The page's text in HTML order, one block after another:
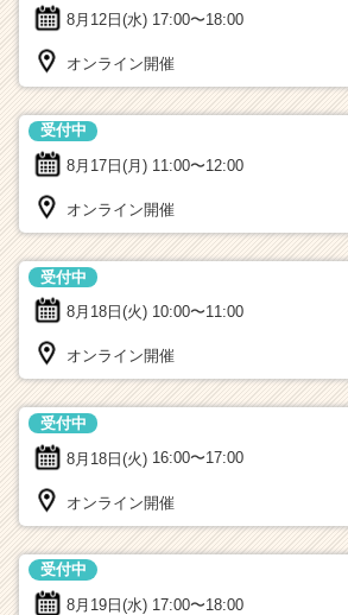
8月12日(水) 17:00〜18:00
オンライン開催
8月17日(月) 11:00〜12:00
受付中
オンライン開催
8月18日(火) 10:00〜11:00
受付中
オンライン開催
8月18日(火) 16:00〜17:00
受付中
オンライン開催
8月19日(水) 17:00〜18:00
受付中